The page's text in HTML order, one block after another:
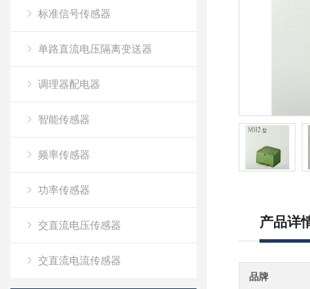
标准信号传感器
单路直流电压隔离变送器
调理器配电器
智能传感器
频率传感器
功率传感器
交直流电压传感器
交直流电流传感器
产品详
品牌